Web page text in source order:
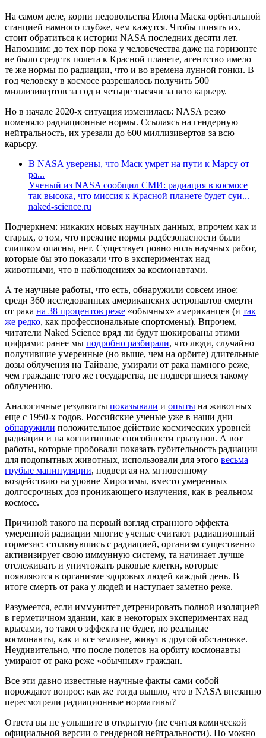
На самом деле, корни недовольства Илона Маска орбитальной
станцией намного глубже, чем кажутся. Чтобы понять их,
стоит обратиться к истории NASA последних десяти лет.
Напомним: до тех пор пока у человечества даже на горизонте
не было средств полета к Красной планете, агентство имело
те же нормы по радиации, что и во времена лунной гонки. В
год человеку в космосе разрешалось получить 500
миллизивертов за год и четыре тысячи за всю карьеру.
Но в начале 2020-х ситуация изменилась: NASA резко
поменяло радиационные нормы. Ссылаясь на гендерную
нейтральность, их урезали до 600 миллизивертов за всю
карьеру.
В NASA уверены, что Маск умрет на пути к Марсу от
ра...
Ученый из NASA сообщил СМИ: радиация в космосе
так высока, что миссия к Красной планете будет суи...
naked-science.ru
Подчеркнем: никаких новых научных данных, впрочем как и
старых, о том, что прежние нормы радбезопасности были
слишком опасны, нет. Существует ровно ноль научных работ,
которые бы это показали что в экспериментах над
животными, что в наблюдениях за космонавтами.
А те научные работы, что есть, обнаружили совсем иное:
среди 360 исследованных американских астронавтов смерти
от рака на 38 процентов реже «обычных» американцев (и так
же редко, как профессиональные спортсмены). Впрочем,
читатели Naked Science вряд ли будут шокированы этими
цифрами: ранее мы подробно разбирали, что люди, случайно
получившие умеренные (но выше, чем на орбите) длительные
дозы облучения на Тайване, умирали от рака намного реже,
чем граждане того же государства, не подвергшиеся такому
облучению.
Аналогичные результаты показывали и опыты на животных
еще с 1950-х годов. Российские ученые уже в наши дни
обнаружили положительное действие космических уровней
радиации и на когнитивные способности грызунов. А вот
работы, которые пробовали показать губительность радиации
для подопытных животных, использовали для этого весьма
грубые манипуляции, подвергая их мгновенному
воздействию на уровне Хиросимы, вместо умеренных
долгосрочных доз проникающего излучения, как в реальном
космосе.
Причиной такого на первый взгляд странного эффекта
умеренной радиации многие ученые считают радиационный
гормезис: столкнувшись с радиацией, организм существенно
активизирует свою иммунную систему, та начинает лучше
отслеживать и уничтожать раковые клетки, которые
появляются в организме здоровых людей каждый день. В
итоге смерть от рака у людей и наступает заметно реже.
Разумеется, если иммунитет детренировать полной изоляцией
в герметичном здании, как в некоторых экспериментах над
крысами, то такого эффекта не будет, но реальные
космонавты, как и все земляне, живут в другой обстановке.
Неудивительно, что после полетов на орбиту космонавты
умирают от рака реже «обычных» граждан.
Все эти давно известные научные факты сами собой
порождают вопрос: как же тогда вышло, что в NASA внезапно
пересмотрели радиационные нормативы?
Ответа вы не услышите в открытую (не считая комической
официальной версии о гендерной нейтральности). Но можно